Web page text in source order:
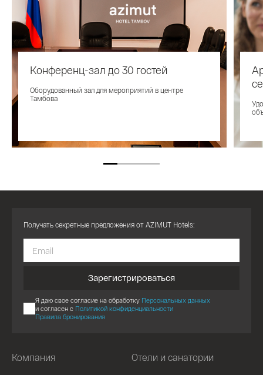
Конференц-зал до 30 гостей
Оборудованный зал для мероприятий в центре
Тамбова
Компания Отели и санатории
Получать секретные предложения от AZIMUT Hotels:
Зарегистрироваться
Я даю свое согласие на обработку Персональных данных
и согласен с Политикой конфиденциальности
Правила бронирования